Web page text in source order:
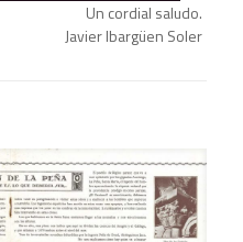
Un cordial saludo.
Javier Ibargüen Soler